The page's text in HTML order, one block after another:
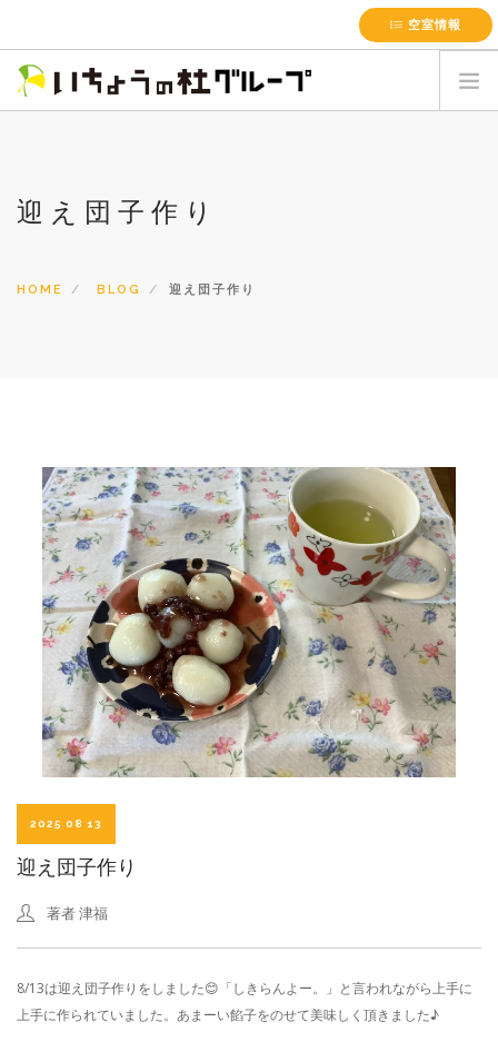
空室情報
施設案内
最新のお知らせ
迎え団子作り
HOME BLOG 迎え団子作り
2025 08 13
迎え団子作り
著者津福
8/13は迎え団子作りをしました😊「しきらんよー。」と言われながら上手に
上手に作られていました。あまーい餡子をのせて美味しく頂きました♪